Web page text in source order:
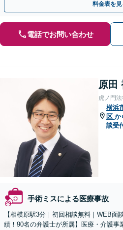
料金表を見
電話でお問い合わせ
原田
虎ノ門
横浜
区 か
談受
手術ミスによる医療事故
【相模原駅3分｜初回相談無料｜WEB面
績！90名の弁護士が所属】医療・介護事